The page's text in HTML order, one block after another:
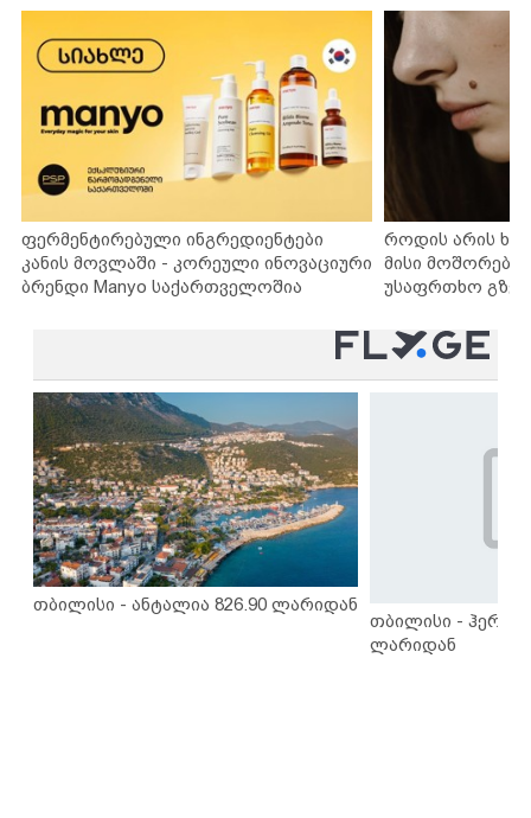
ფერმენტირებული ინგრედიენტები
კანის მოვლაში - კორეული ინოვაციური
ბრენდი Manyo საქართველოშია
როდის არის
მისი
უსაფრთხო
თბილისი - ანტალია 826.90 ლარიდან
თბილისი -
ლარიდან